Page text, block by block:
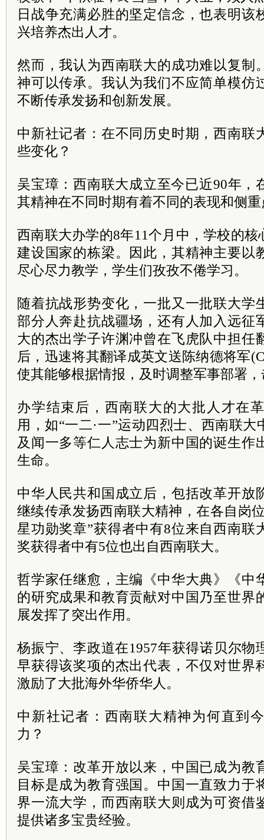
日战争充满必胜的坚定信念，也表明该
兴培养杰出人才。
然而，我认为西南联大的成功难以复制
神可以传承。我认为我们不应简单模仿
不断传承发扬和创新发展。
中新社记者：在不同历史时期，西南联
些变化？
吴宝璋：西南联大成立至今已近90年，
其精神在不同时期有着不同的表现和侧
西南联大办学的8年11个月中，学校的
建设国家的栋梁。因此，其精神主要以
尽心尽力教学，学生们孜孜不倦学习。
随着抗战形势变化，一批又一批联大学
部分人奔赴抗战疆场，还有人加入远征
大的杰出学子许渊冲曾在飞虎队中担任
后，迅速将其翻译成英文送陈纳德将军
使其能够根据情报，及时调整军事部署
办学结束后，西南联大的大批人才在
用，如“一二·一”运动四烈士、西南联大
及闻一多等仁人志士为新中国的诞生作
生命。
中华人民共和国成立后，包括改革开放
继续传承发扬西南联大精神，在各自岗
星功勋奖章”获得者中有8位来自西南联
奖获得者中有5位也出自西南联大。
哲学家任继愈，主编《中华大典》《中
的研究成果和教育贡献对中国乃至世界
展发挥了突出作用。
杨振宁、李政道在1957年获得诺贝尔物
早获得该奖项的杰出代表，不仅对世界
激励了大批海外华侨华人。
中新社记者：西南联大精神为何直到
力？
吴宝璋：改革开放以来，中国已成为教
目标是成为教育强国。中国一直致力于
界一流大学，而西南联大则成为可资借
提供诸多宝贵经验。